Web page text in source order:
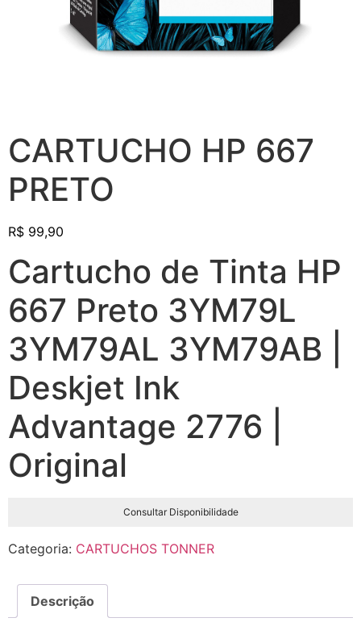
CARTUCHO HP 667
PRETO
R$ 99,90
Cartucho de Tinta HP
667 Preto 3YM79L
3YM79AL 3YM79AB |
Deskjet Ink
Advantage 2776 |
Original
Consultar Disponibilidade
Categoria: CARTUCHOS TONNER
Descrição